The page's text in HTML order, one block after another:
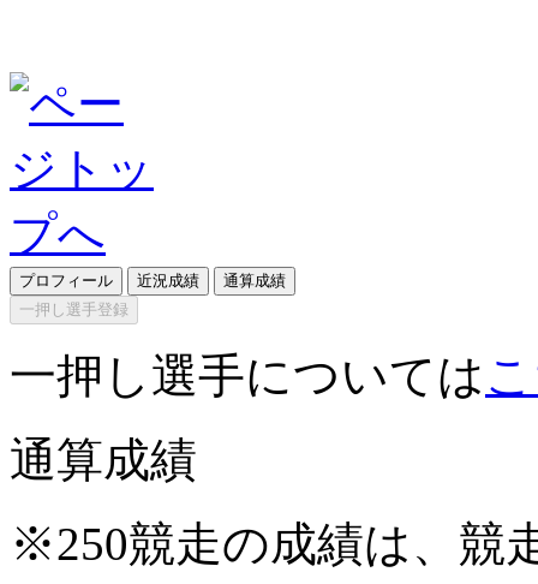
プロフィール 近況成績
通算成績
一押し選手登録
一押し選手については
通算成績
※250競走の成績は、競